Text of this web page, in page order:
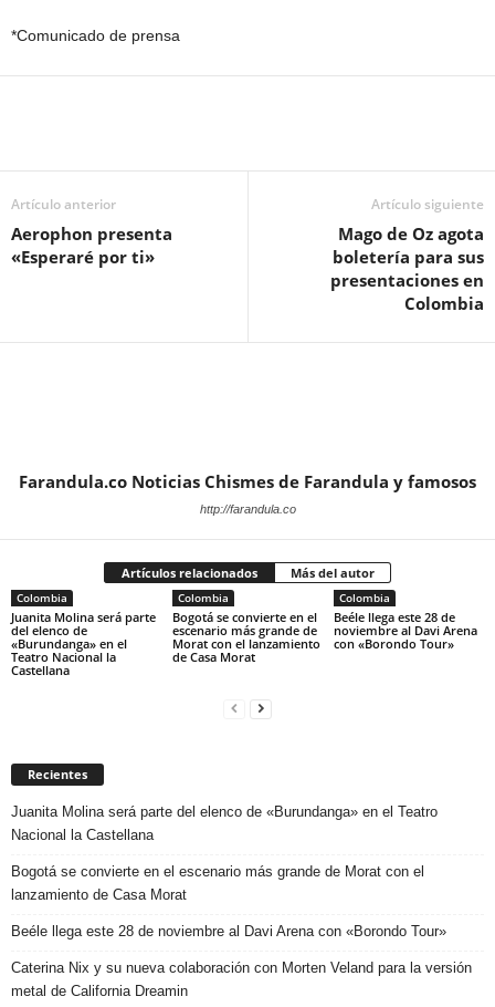
*Comunicado de prensa
Artículo anterior
Aerophon presenta
«Esperaré por ti»
Artículo siguiente
Mago de Oz agota
boletería para sus
presentaciones en
Colombia
Farandula.co Noticias Chismes de Farandula y famosos
http://farandula.co
Artículos relacionados Más del autor
Colombia
Juanita Molina será parte
del elenco de
«Burundanga» en el
Teatro Nacional la
Castellana
Colombia
Bogotá se convierte en el
escenario más grande de
Morat con el lanzamiento
de Casa Morat
Colombia
Beéle llega este 28 de
noviembre al Davi Arena
con «Borondo Tour»
Recientes
Juanita Molina será parte del elenco de «Burundanga» en el Teatro
Nacional la Castellana
Bogotá se convierte en el escenario más grande de Morat con el
lanzamiento de Casa Morat
Beéle llega este 28 de noviembre al Davi Arena con «Borondo Tour»
Caterina Nix y su nueva colaboración con Morten Veland para la versión
metal de California Dreamin